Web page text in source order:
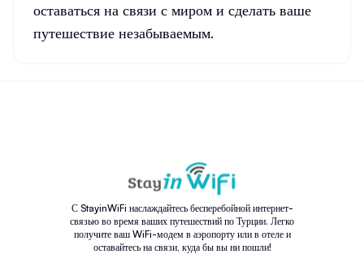
оставаться на связи с миром и сделать ваше
путешествие незабываемым.
С StayinWiFi наслаждайтесь бесперебойной интернет-
связью во время ваших путешествий по Турции. Легко
получите ваш WiFi-модем в аэропорту или в отеле и
оставайтесь на связи, куда бы вы ни пошли!